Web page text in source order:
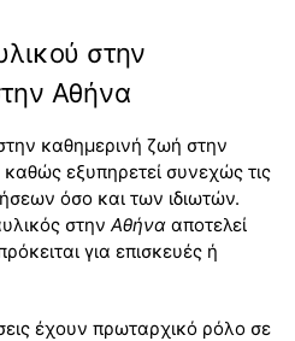
στην
Αθήνα
καθημερινή ζωή στην
καθώς εξυπηρετεί συνεχώς τις
όσο και των ιδιωτών.
στην Αθήνα αποτελεί
για επισκευές ή
έχουν πρωταρχικό ρόλο σε